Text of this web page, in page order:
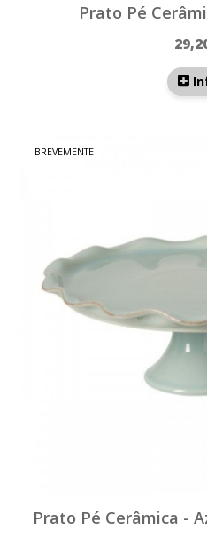
Prato Pé
BREVEMENTE
Prato Pé Cerâmica -